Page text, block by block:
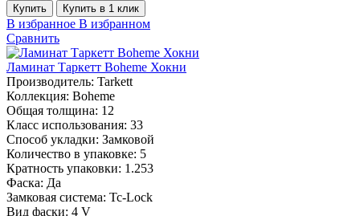
Купить Купить в 1 клик
В избранное В избранном
Сравнить
Ламинат Таркетт Boheme Хокни
Производитель: Tarkett
Коллекция: Boheme
Общая толщина: 12
Класс использования: 33
Способ укладки: Замковой
Количество в упаковке: 5
Кратность упаковки: 1.253
Фаска: Да
Замковая система: Tc-Lock
Вид фаски: 4 V